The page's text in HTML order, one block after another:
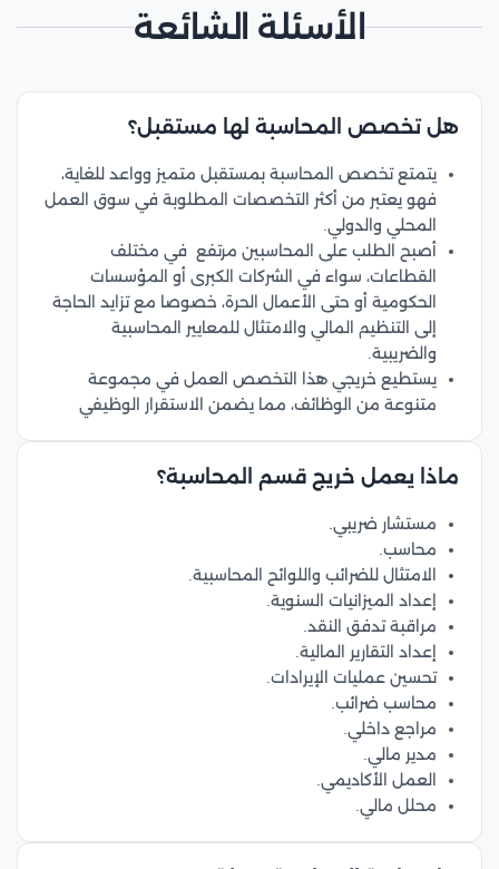
الأسئلة الشائعة
هل تخصص المحاسبة لها مستقبل؟
يتمتع تخصص المحاسبة بمستقبل متميز وواعد للغاية،
فهو يعتبر من أكثر التخصصات المطلوبة في سوق العمل
المحلي والدولي.
أصبح الطلب على المحاسبين مرتفع في مختلف
القطاعات، سواء في الشركات الكبرى أو المؤسسات
الحكومية أو حتى الأعمال الحرة، خصوصا مع تزايد الحاجة
إلى التنظيم المالي والامتثال للمعايير المحاسبية
والضريبية.
يستطيع خريجي هذا التخصص العمل في مجموعة
متنوعة من الوظائف، مما يضمن الاستقرار الوظيفي
ماذا يعمل خريج قسم المحاسبة؟
مستشار ضريبي.
محاسب.
الامتثال للضرائب واللوائح المحاسبية.
إعداد الميزانيات السنوية.
مراقبة تدفق النقد.
إعداد التقارير المالية.
تحسين عمليات الإيرادات.
محاسب ضرائب.
مراجع داخلي.
مدير مالي.
العمل الأكاديمي.
محلل مالي.